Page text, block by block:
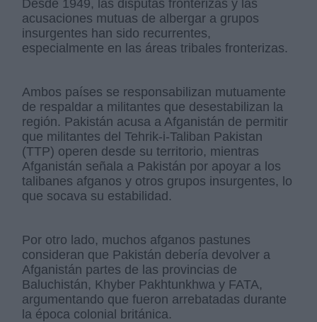
Desde 1949, las disputas fronterizas y las
acusaciones mutuas de albergar a grupos
insurgentes han sido recurrentes,
especialmente en las áreas tribales fronterizas.
Ambos países se responsabilizan mutuamente
de respaldar a militantes que desestabilizan la
región. Pakistán acusa a Afganistán de permitir
que militantes del Tehrik-i-Taliban Pakistan
(TTP) operen desde su territorio, mientras
Afganistán señala a Pakistán por apoyar a los
talibanes afganos y otros grupos insurgentes, lo
que socava su estabilidad.
Por otro lado, muchos afganos pastunes
consideran que Pakistán debería devolver a
Afganistán partes de las provincias de
Baluchistán, Khyber Pakhtunkhwa y FATA,
argumentando que fueron arrebatadas durante
la época colonial británica.